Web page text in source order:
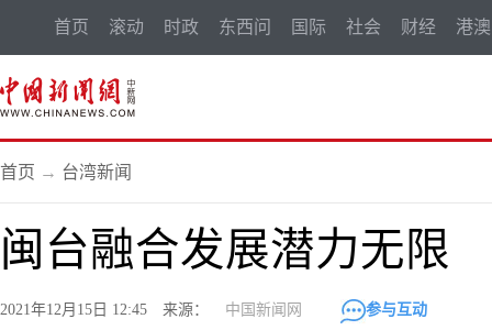
首页 滚动 时政 东西问 国际 社会 财经 港澳
首页 → 台湾新闻
闽台融合发展潜力无限
2021年12月15日 12:45 来源： 中国新闻网 参与互动